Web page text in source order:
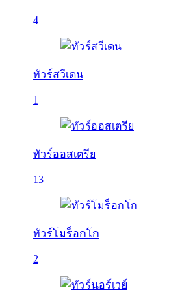
4
ทัวร์สวีเดน
1
ทัวร์ออสเตรีย
13
ทัวร์โมร็อกโก
2